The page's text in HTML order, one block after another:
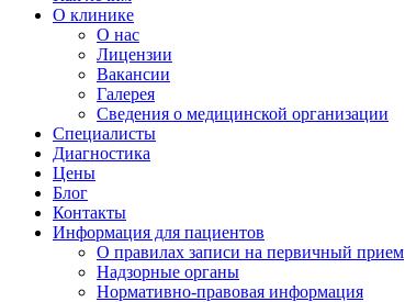
О клинике
О нас
Лицензии
Вакансии
Галерея
Сведения о медицинской организации
Специалисты
Диагностика
Цены
Блог
Контакты
Информация для пациентов
О правилах записи на первичный прием
Надзорные органы
Нормативно-правовая информация